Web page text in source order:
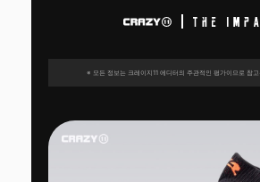
※ 모든 정보는 크레이지11 에디터의 주관적인 평가이므로 참